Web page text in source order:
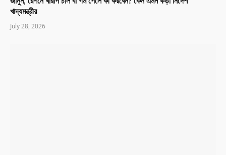
খাদ্যমন্ত্রীর
July 28, 2026